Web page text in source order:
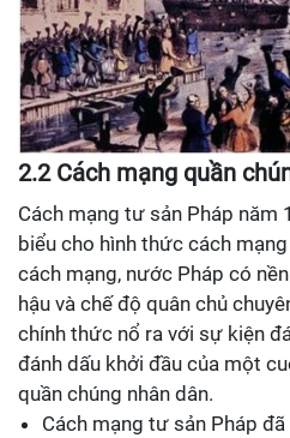
2.2 Cách mạng quần
Cách mạng tư sản Pháp năm
biểu cho hình thức cách
cách mạng, nước Pháp có
hậu và chế độ quân chủ
chính thức nổ ra với sự kiện
đánh dấu khởi đầu của một
quần chúng nhân dân.
Cách mạng tư sản Pháp